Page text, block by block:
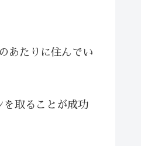
あたりに住んでい
を取ることが成功